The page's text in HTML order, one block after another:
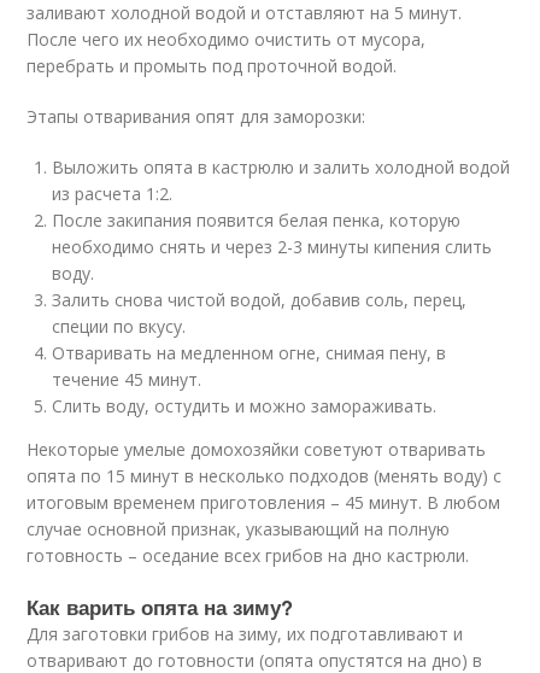
заливают холодной водой и отставляют на 5 минут.
После чего их необходимо очистить от мусора,
перебрать и промыть под проточной водой.
Этапы отваривания опят для заморозки:
Выложить опята в кастрюлю и залить холодной водой
из расчета 1:2.
После закипания появится белая пенка, которую
необходимо снять и через 2-3 минуты кипения слить
воду.
Залить снова чистой водой, добавив соль, перец,
специи по вкусу.
Отваривать на медленном огне, снимая пену, в
течение 45 минут.
Слить воду, остудить и можно замораживать.
Некоторые умелые домохозяйки советуют отваривать
опята по 15 минут в несколько подходов (менять воду) с
итоговым временем приготовления – 45 минут. В любом
случае основной признак, указывающий на полную
готовность – оседание всех грибов на дно кастрюли.
Как варить опята на зиму?
Для заготовки грибов на зиму, их подготавливают и
отваривают до готовности (опята опустятся на дно) в